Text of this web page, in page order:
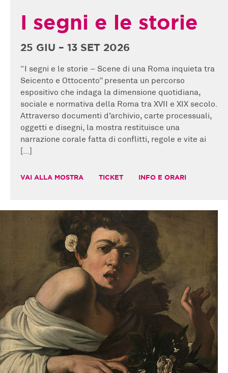
I segni e le storie
25 GIU – 13 SET 2026
“I segni e le storie – Scene di una Roma inquieta tra
Seicento e Ottocento” presenta un percorso
espositivo che indaga la dimensione quotidiana,
sociale e normativa della Roma tra XVII e XIX secolo.
Attraverso documenti d’archivio, carte processuali,
oggetti e disegni, la mostra restituisce una
narrazione corale fatta di conflitti, regole e vite ai
[…]
VAI ALLA MOSTRA TICKET INFO E ORARI